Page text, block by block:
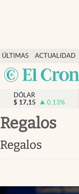
ÚLTIMAS
NOTICIAS
ACTUALIDAD
Actualidad
Finanzas y economía
Dólar y mercados
Opinión
Brand Strategy
Vida y estilo
DÓLAR
$ 17,15 0.13%
regalos
regalos